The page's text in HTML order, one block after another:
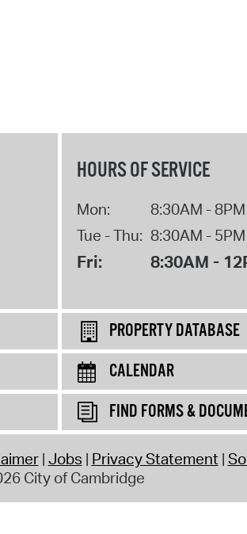
HOURS OF SERVICE
Mon:
8:30AM - 8PM
Tue - Thu: 8:30AM - 5PM
Fri: 8:30AM -
PROPERTY DATABASE
CALENDAR
FIND FORMS &
Jobs Privacy Statement
City of Cambridge